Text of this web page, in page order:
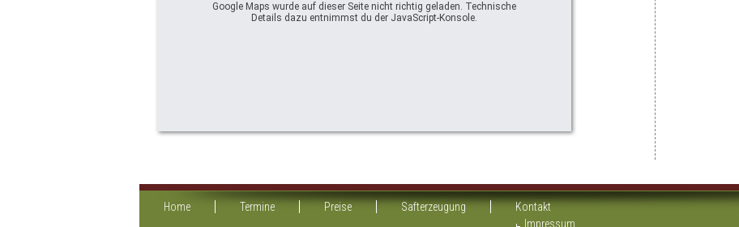
Google Maps wurde auf dieser Seite nicht richtig geladen. Technische
Details dazu entnimmst du der JavaScript-Konsole.
Home Termine Preise Safterzeugung
Kontakt
Impressum